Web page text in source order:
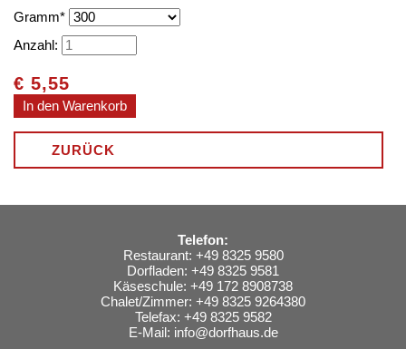
Pflichtfeld
Gramm*
Anzahl:
€ 5,55
ZURÜCK
Telefon:
Restaurant: +49 8325 9580
Dorfladen: +49 8325 9581
Käseschule: +49 172 8908738
Chalet/Zimmer: +49 8325 9264380
Telefax: +49 8325 9582
E-Mail: info@dorfhaus.de